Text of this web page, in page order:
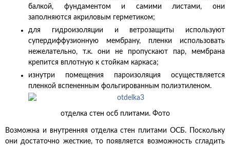
балкой, фундаментом и самими листами, они
заполняются акриловым герметиком;
для гидроизоляции и ветрозащиты используют
супердиффузионную мембрану, пленки использовать
нежелательно, т.к. они не пропускают пар, мембрана
крепится вплотную к стойкам каркаса;
изнутри помещения пароизоляция осуществляется
пленкой вспененным фольгированным полиэтиленом.
отделка стен осб плитами. Фото
Возможна и внутренняя отделка стен плитами ОСБ. Поскольку
они достаточно жесткие, то появляется возможность сгладить